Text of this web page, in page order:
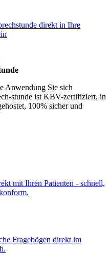
direkt in Ihre
Anwendung Sie sich
stunde ist KBV-zertifiziert, in
100% sicher und
mit Ihren Patienten - schnell,
Fragebögen direkt im